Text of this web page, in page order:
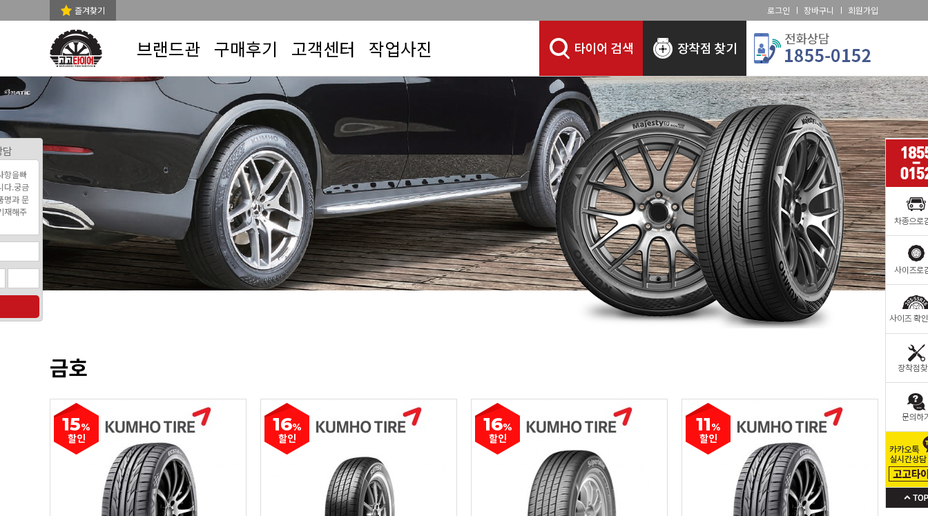
즐겨찾기 로그인 장바구니 회원가입
브랜드관 구매후기 고객센터 작업사진
금호
15%
할인
16%
할인
16%
할인
11%
할인